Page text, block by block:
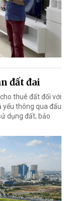
đất đai
thuê đất đối với
yếu thông qua đấu
dụng đất; bảo